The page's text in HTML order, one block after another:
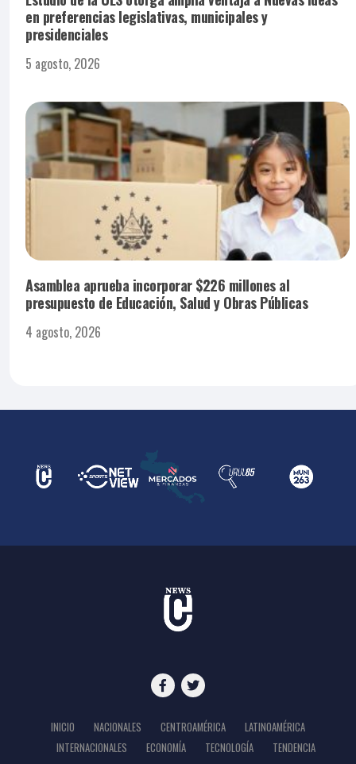
en preferencias legislativas, municipales y
presidenciales
5 agosto, 2026
Asamblea aprueba incorporar $226 millones al
presupuesto de Educación, Salud y Obras Públicas
4 agosto, 2026
INICIO NACIONALES CENTROAMÉRICA
LATINOAMÉRICA
INTERNACIONALES
ECONOMÍA TECNOLOGÍA
TENDENCIA